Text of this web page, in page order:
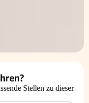
Stellen zu dieser